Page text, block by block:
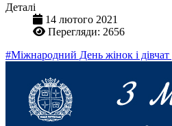
Деталі
14 лютого 2021
Перегляди: 2656
#Міжнародний День жінок і дівчат